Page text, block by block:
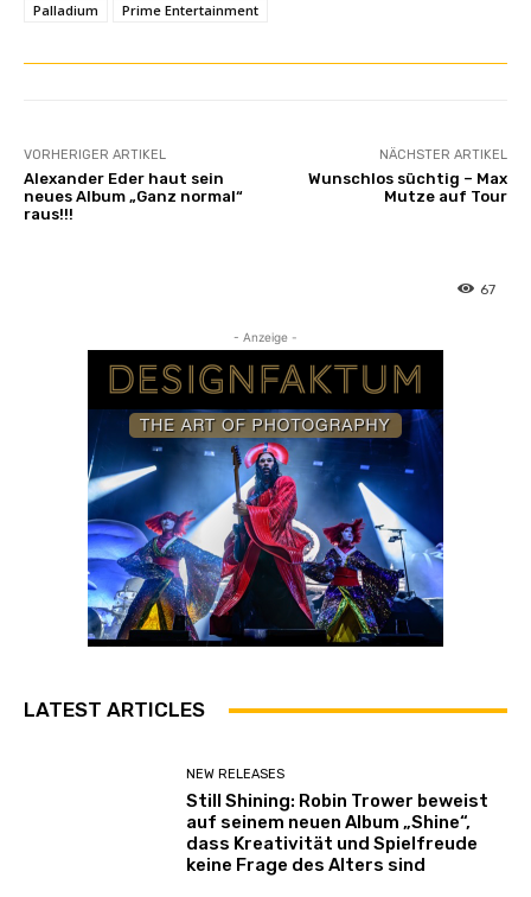
Palladium
Prime Entertainment
VORHERIGER ARTIKEL
Alexander Eder haut sein
neues Album „Ganz normal“
raus!!!
NÄCHSTER ARTIKEL
Wunschlos süchtig – Max
Mutze auf Tour
67
- Anzeige -
LATEST ARTICLES
NEW RELEASES
Still Shining: Robin Trower beweist
auf seinem neuen Album „Shine“,
dass Kreativität und Spielfreude
keine Frage des Alters sind